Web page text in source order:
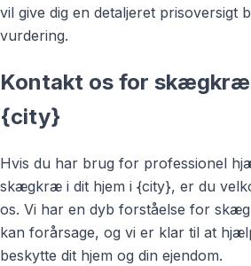
vil give dig en detaljeret prisoversigt
vurdering.
Kontakt os for
{city}
Hvis du har brug for professionel
skægkræ i dit hjem i {city}, er du
os. Vi har en dyb forståelse for
kan forårsage, og vi er klar til at
beskytte dit hjem og din ejendom.